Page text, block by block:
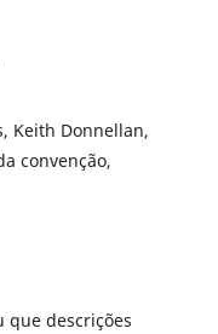
Keith Donnellan,
convenção,
descrições